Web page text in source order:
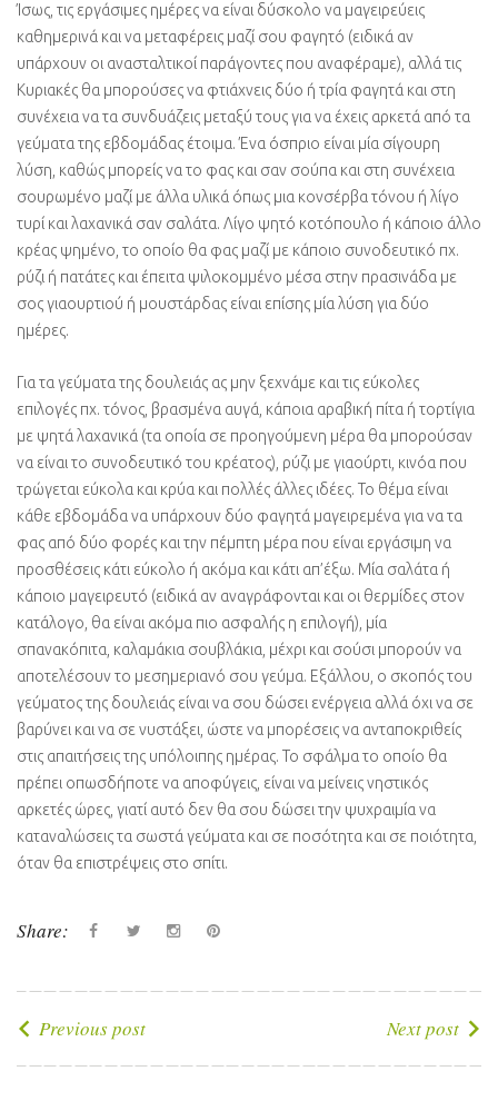
Ίσως, τις εργάσιμες ημέρες να είναι δύσκολο να μαγειρεύεις
καθημερινά και να μεταφέρεις μαζί σου φαγητό (ειδικά αν
υπάρχουν οι ανασταλτικοί παράγοντες που αναφέραμε), αλλά τις
Κυριακές θα μπορούσες να φτιάχνεις δύο ή τρία φαγητά και στη
συνέχεια να τα συνδυάζεις μεταξύ τους για να έχεις αρκετά από τα
γεύματα της εβδομάδας έτοιμα. Ένα όσπριο είναι μία σίγουρη
λύση, καθώς μπορείς να το φας και σαν σούπα και στη συνέχεια
σουρωμένο μαζί με άλλα υλικά όπως μια κονσέρβα τόνου ή λίγο
τυρί και λαχανικά σαν σαλάτα. Λίγο ψητό κοτόπουλο ή κάποιο άλλο
κρέας ψημένο, το οποίο θα φας μαζί με κάποιο συνοδευτικό πχ.
ρύζι ή πατάτες και έπειτα ψιλοκομμένο μέσα στην πρασινάδα με
σος γιαουρτιού ή μουστάρδας είναι επίσης μία λύση για δύο
ημέρες.
Για τα γεύματα της δουλειάς ας μην ξεχνάμε και τις εύκολες
επιλογές πχ. τόνος, βρασμένα αυγά, κάποια αραβική πίτα ή τορτίγια
με ψητά λαχανικά (τα οποία σε προηγούμενη μέρα θα μπορούσαν
να είναι το συνοδευτικό του κρέατος), ρύζι με γιαούρτι, κινόα που
τρώγεται εύκολα και κρύα και πολλές άλλες ιδέες. Το θέμα είναι
κάθε εβδομάδα να υπάρχουν δύο φαγητά μαγειρεμένα για να τα
φας από δύο φορές και την πέμπτη μέρα που είναι εργάσιμη να
προσθέσεις κάτι εύκολο ή ακόμα και κάτι απ’έξω. Μία σαλάτα ή
κάποιο μαγειρευτό (ειδικά αν αναγράφονται και οι θερμίδες στον
κατάλογο, θα είναι ακόμα πιο ασφαλής η επιλογή), μία
σπανακόπιτα, καλαμάκια σουβλάκια, μέχρι και σούσι μπορούν να
αποτελέσουν το μεσημεριανό σου γεύμα. Εξάλλου, ο σκοπός του
γεύματος της δουλειάς είναι να σου δώσει ενέργεια αλλά όχι να σε
βαρύνει και να σε νυστάξει, ώστε να μπορέσεις να ανταποκριθείς
στις απαιτήσεις της υπόλοιπης ημέρας. Το σφάλμα το οποίο θα
πρέπει οπωσδήποτε να αποφύγεις, είναι να μείνεις νηστικός
αρκετές ώρες, γιατί αυτό δεν θα σου δώσει την ψυχραιμία να
καταναλώσεις τα σωστά γεύματα και σε ποσότητα και σε ποιότητα,
όταν θα επιστρέψεις στο σπίτι.
Share: FacebookTwitterinstagramPinterest
Πλοήγηση
Previous post Next post